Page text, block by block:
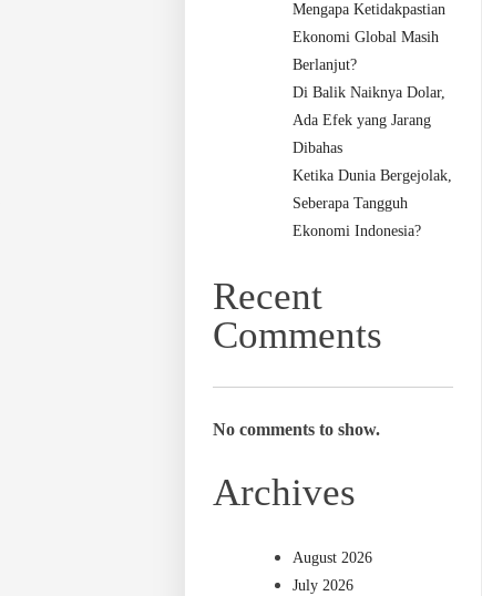
Mengapa Ketidakpastian
Ekonomi Global Masih
Berlanjut?
Di Balik Naiknya Dolar,
Ada Efek yang Jarang
Dibahas
Ketika Dunia Bergejolak,
Seberapa Tangguh
Ekonomi Indonesia?
Recent
Comments
No comments to show.
Archives
August 2026
July 2026